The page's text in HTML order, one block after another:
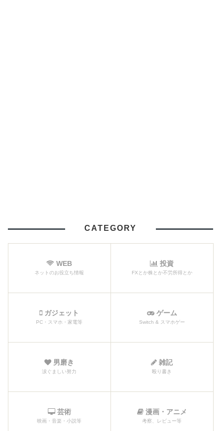
CATEGORY
WEB
ネットのお役立ち情報
投資
FXとか株とか不労所得とか
ガジェット
PC・スマホ・家電等
ゲーム
Switch & スマホゲー
男磨き
涙ぐましい努力
雑記
殴り書き
芸術
映画・音楽・小説等
漫画・アニメ
考察、レビュー等